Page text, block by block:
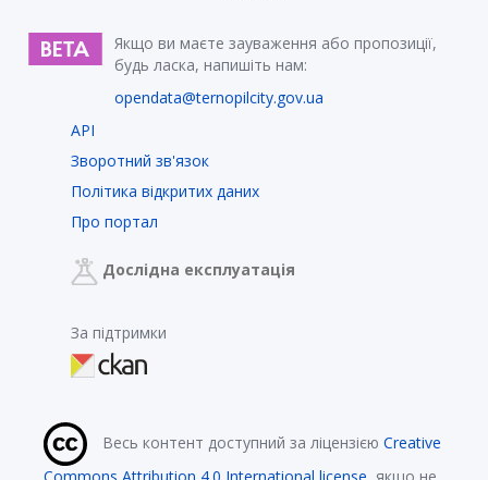
Якщо ви маєте зауваження або пропозиції,
будь ласка, напишіть нам:
opendata@ternopilcity.gov.ua
API
Зворотний зв'язок
Політика відкритих даних
Про портал
Дослідна експлуатація
За підтримки
Весь контент доступний за ліцензією Creative